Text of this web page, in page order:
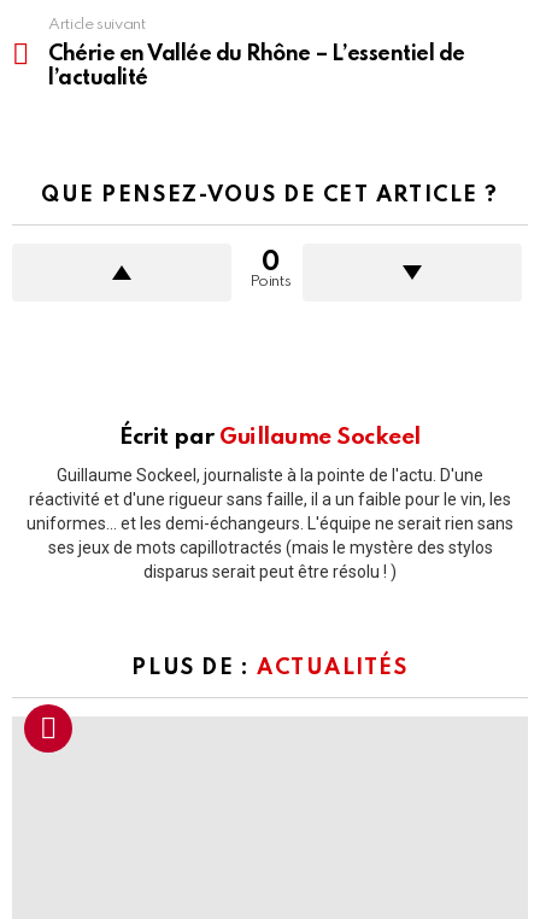
Article suivant
Chérie en Vallée du Rhône – L’essentiel de
l’actualité
QUE PENSEZ-VOUS DE CET ARTICLE ?
0
Points
Écrit par Guillaume Sockeel
Guillaume Sockeel, journaliste à la pointe de l'actu. D'une
réactivité et d'une rigueur sans faille, il a un faible pour le vin, les
uniformes... et les demi-échangeurs. L'équipe ne serait rien sans
ses jeux de mots capillotractés (mais le mystère des stylos
disparus serait peut être résolu ! )
PLUS DE : ACTUALITÉS